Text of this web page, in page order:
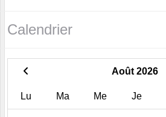
Calendrier
Août 2026
Lu Ma Me Je